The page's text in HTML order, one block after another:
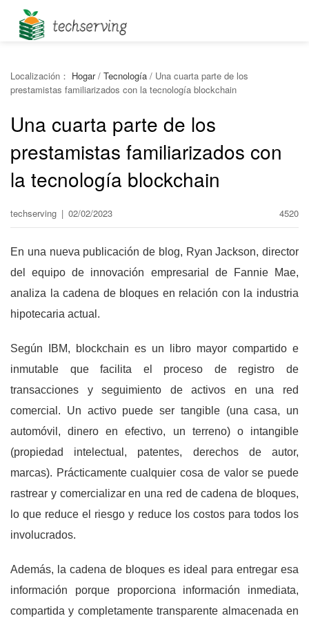
Localización： Hogar / Tecnología / Una cuarta parte de los
prestamistas familiarizados con la tecnología blockchain
Una cuarta parte de los
prestamistas familiarizados con
la tecnología blockchain
techserving | 02/02/2023 4520
En una nueva publicación de blog, Ryan Jackson, director
del equipo de innovación empresarial de Fannie Mae,
analiza la cadena de bloques en relación con la industria
hipotecaria actual.
Según IBM, blockchain es un libro mayor compartido e
inmutable que facilita el proceso de registro de
transacciones y seguimiento de activos en una red
comercial. Un activo puede ser tangible (una casa, un
automóvil, dinero en efectivo, un terreno) o intangible
(propiedad intelectual, patentes, derechos de autor,
marcas). Prácticamente cualquier cosa de valor se puede
rastrear y comercializar en una red de cadena de bloques,
lo que reduce el riesgo y reduce los costos para todos los
involucrados.
Además, la cadena de bloques es ideal para entregar esa
información porque proporciona información inmediata,
compartida y completamente transparente almacenada en